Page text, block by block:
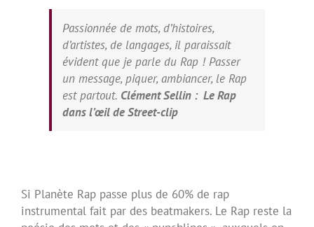
Passionnée de mots, d’histoires,
d’artistes, de langages, il paraissait
évident que je parle du Rap ! Passer
un message, piquer, ambiancer, le Rap
est partout. Clément Sellin : Le Rap
dans l’œil de Street-clip
Si Planète Rap passe plus de 60% de rap
instrumental fait par des beatmakers. Le Rap reste la